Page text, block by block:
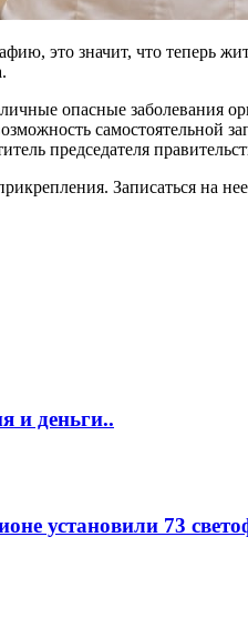
это значит, что теперь
опасные
самостоятельной
председателя
Записаться на
и деньги..
установили 73